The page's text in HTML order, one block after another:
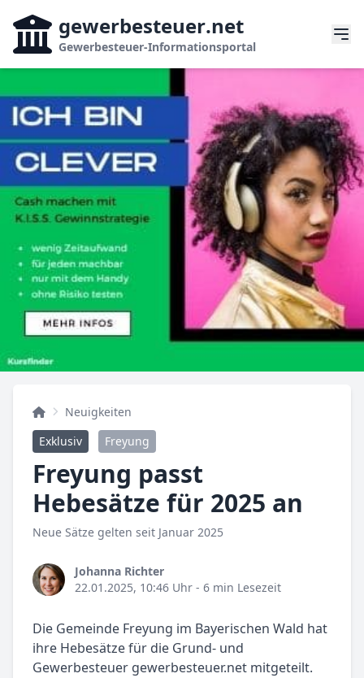
gewerbesteuer.net
Gewerbesteuer-Informationsportal
Neuigkeiten
Exklusiv
Freyung
Freyung passt
Hebesätze für 2025 an
Neue Sätze gelten seit Januar 2025
Johanna Richter
22.01.2025, 10:46 Uhr - 6 min Lesezeit
Die Gemeinde Freyung im Bayerischen Wald hat
ihre Hebesätze für die Grund- und
Gewerbesteuer gewerbesteuer.net mitgeteilt.